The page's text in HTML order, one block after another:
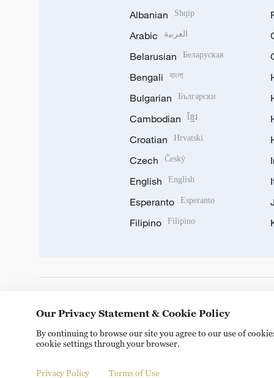
Albanian Shqip
Arabic العربية
Belarusian Беларуская
Bengali বাংলা
Bulgarian Български
Cambodian ខ្មែរ
Croatian Hrvatski
Czech Český
English English
Esperanto Esperanto
Filipino Filipino
© China Radio International.CRI. All Rights Reserved. 16A
Our Privacy Statement & Cookie Policy
By continuing to browse our site you agree to our use of
cookie settings through your browser.
Privacy Policy Terms of Use